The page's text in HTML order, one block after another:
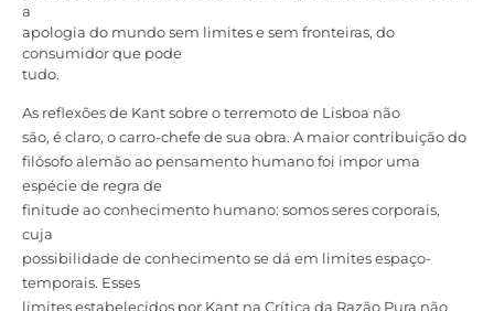
a
apologia do mundo sem limites e sem fronteiras, do
consumidor que pode
tudo.
As reflexões de Kant sobre o terremoto de Lisboa não
são, é claro, o carro-chefe de sua obra. A maior contribuição do
filósofo alemão ao pensamento humano foi impor uma
espécie de regra de
finitude ao conhecimento humano: somos seres corporais,
cuja
possibilidade de conhecimento se dá em limites espaço-
temporais. Esses
limites estabelecidos por Kant na Crítica da Razão Pura não